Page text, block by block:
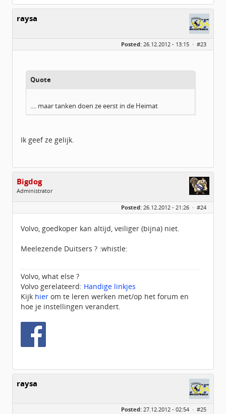
raysa
Posted: 26.12.2012 - 13:15 · #23
Quote
.... maar tanken doen ze eerst in de Heimat
Ik geef ze gelijk.
Bigdog
Administrator
Geslacht:
Homepage:
volvov70forum.com
Geregistreerd:07 / 2009
Posted: 26.12.2012 - 21:26 · #24
Volvo, goedkoper kan altijd, veiliger (bijna) niet.
Meelezende Duitsers ? :whistle:
Volvo, what else ?
Volvo gerelateerd: Handige linkjes
Kijk hier om te leren werken met/op het forum en
hoe je instellingen verandert.
raysa
Posted: 27.12.2012 - 02:54 · #25